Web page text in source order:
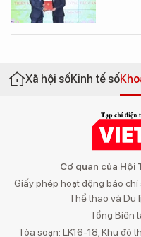
Xã hội sốKinh tế số
Cơ quan của Hội
Giấy phép hoạt động báo
Thể thao và Du
Tổng Biên
Tòa soạn: LK16-18, Khu đô